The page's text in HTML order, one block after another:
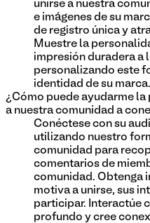
unirse a nuestra
e imágenes de su
de registro única y
Muestre la
impresión duradera a
personalizando este
identidad de su marca.
¿Cómo puede ayudarme
a nuestra comunidad a
Conéctese con su
utilizando nuestro
comunidad para
comentarios de
comunidad. Obtenga
motiva a unirse, sus
participar. Interactúe
profundo y cree